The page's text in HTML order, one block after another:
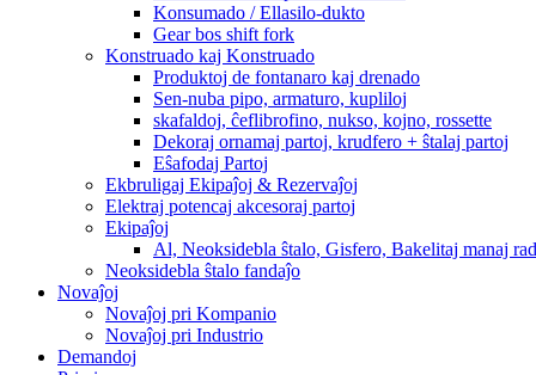
Konsumado / Ellasilo-dukto
Gear bos shift fork
Konstruado kaj Konstruado
Produktoj de fontanaro kaj drenado
Sen-nuba pipo, armaturo, kupliloj
skafaldoj, ĉeflibrofino, nukso, kojno, rossette
Dekoraj ornamaj partoj, krudfero + ŝtalaj partoj
Eŝafodaj Partoj
Ekbruligaj Ekipaĵoj & Rezervaĵoj
Elektraj potencaj akcesoraj partoj
Ekipaĵoj
Al, Neoksidebla ŝtalo, Gisfero, Bakelitaj manaj
Neoksidebla ŝtalo fandaĵo
Novaĵoj
Novaĵoj pri Kompanio
Novaĵoj pri Industrio
Demandoj